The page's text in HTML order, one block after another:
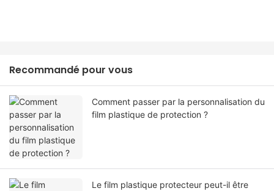
Recommandé pour vous
Comment passer par la personnalisation du
film plastique de protection ?
Le film plastique protecteur peut-il être